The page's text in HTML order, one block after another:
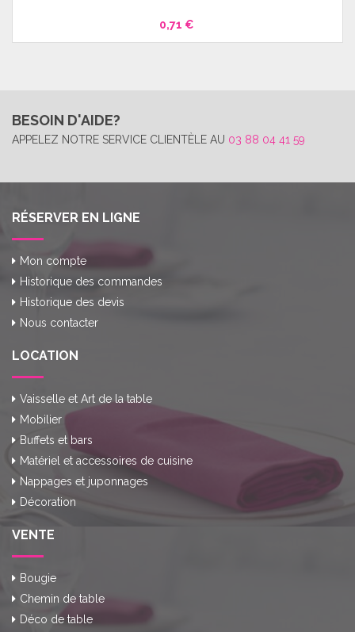
0,71 €
BESOIN D'AIDE?
APPELEZ NOTRE SERVICE CLIENTÈLE AU 03 88 04 41 59
RÉSERVER EN LIGNE
Mon compte
Historique des commandes
Historique des devis
Nous contacter
LOCATION
Vaisselle et Art de la table
Mobilier
Buffets et bars
Matériel et accessoires de cuisine
Nappages et juponnages
Décoration
VENTE
Bougie
Chemin de table
Déco de table